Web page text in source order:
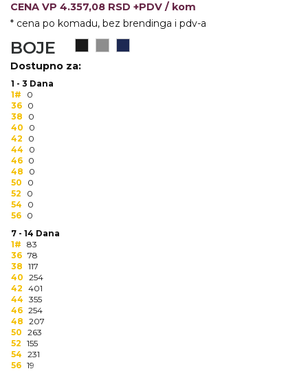
HYGIENIC KOLEKCIJA
OKOVRATNE ID TRAKICE
PRIBOR ZA PISANJE
NARUKVICE ZA ŽURKE I
DOGAĐAJE
ID PLOČICA
TERMOSI
BOCE
TEHNOLOGIJA
KANCELARIJA
KUĆNI SETOVI
OLOVKE
PRIVESCI & ALATI
TORBE & PUTOVANJE
CENA VP 4.357,08 RSD +PDV / kom
* cena po komadu, bez brendinga i pdv-a
BOJE
Dostupno za:
1 - 3 Dana
1#
0
36 0
38
0
40
0
42
0
44
0
46 0
48
0
50
0
52
0
54
0
56 0
7 - 14 Dana
1# 83
36 78
38 117
40 254
42 401
44 355
46 254
48 207
50 263
52 155
54 231
56 19